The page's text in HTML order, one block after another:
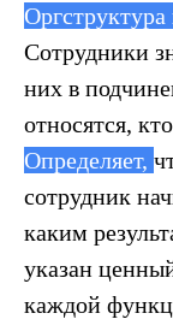
Сотрудники
них в
относятся,
Определяет,
сотрудник
каким
указан
каждой